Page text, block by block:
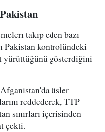
takip eden bazı
Pakistan kontrolündeki
yürüttüğünü gösterdiğini
üsler
reddederek, TTP
sınırları içerisinden
çekti.